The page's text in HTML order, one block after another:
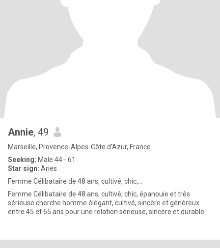
Annie, 49
Marseille, Provence-Alpes-Côte d'Azur, France
Seeking: Male 44 - 61
Star sign: Aries
Femme Célibataire de 48 ans, cultivé, chic,...
Femme Célibataire de 48 ans, cultivé, chic, épanouie et très
sérieuse cherche homme élégant, cultivé, sincère et généreux
entre 45 et 65 ans pour une relation sérieuse, sincère et durable.